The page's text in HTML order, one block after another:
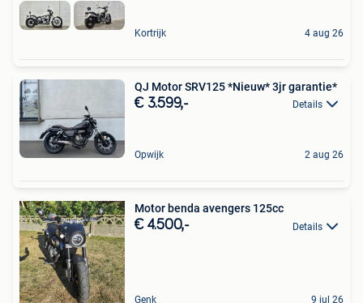
Kortrijk 4 aug 26
QJ Motor SRV125 *Nieuw* 3jr garantie*
€ 3.599,- Details
Opwijk 2 aug 26
Motor benda avengers 125cc
€ 4.500,- Details
Genk 9 jul 26